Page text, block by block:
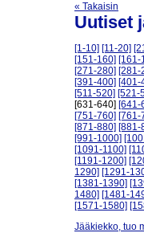
« Takaisin
Uutiset
[1-10] [11-20]
[151-160] [161-
[271-280] [281-
[391-400] [401-
[511-520] [521-
[631-640] [641-
[751-760] [761-
[871-880] [881-
[991-1000]
[1091-1100]
[1191-1200]
1290] [1291-
[1381-1390]
1480] [1481-
[1571-1580]
Jääkiekko, tuo